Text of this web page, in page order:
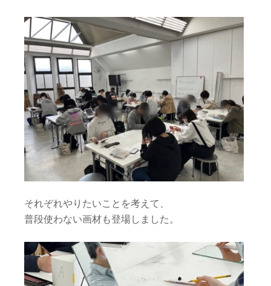
それぞれやりたいことを考えて、
普段使わない画材も登場しました。